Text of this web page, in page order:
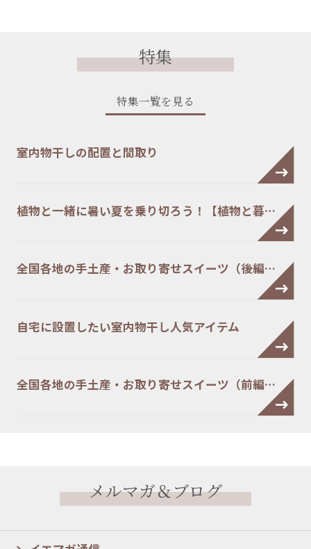
特集
特集一覧を見る
室内物干しの配置と間取り
植物と一緒に暑い夏を乗り切ろう！【植物と暮…
全国各地の手土産・お取り寄せスイーツ（後編…
自宅に設置したい室内物干し人気アイテム
全国各地の手土産・お取り寄せスイーツ（前編…
メルマガ＆ブログ